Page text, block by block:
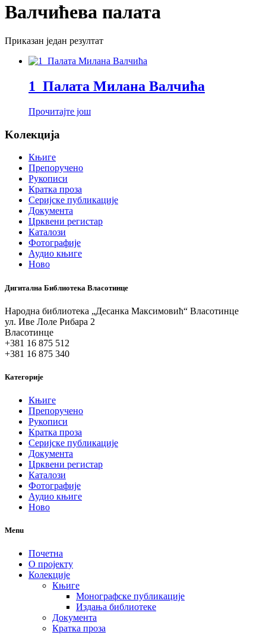
Валчићева палата
Приказан један резултат
1_Палата Милана Валчића
Прочитајте још
Koлекција
Књиге
Препоручено
Рукописи
Кратка проза
Серијске публикације
Документа
Црквени регистар
Каталози
Фотографије
Аудио књиге
Ново
Дигитална Библиотека Власотинце
Народна библиотека „Десанка Максимовић“ Власотинце
ул. Иве Лоле Рибара 2
Власотинце
+381 16 875 512
+381 16 875 340
Категорије
Књиге
Препоручено
Рукописи
Кратка проза
Серијске публикације
Документа
Црквени регистар
Каталози
Фотографије
Аудио књиге
Ново
Menu
Почетна
О пројекту
Колекције
Књиге
Монографске публикације
Издања библиотеке
Документа
Кратка проза